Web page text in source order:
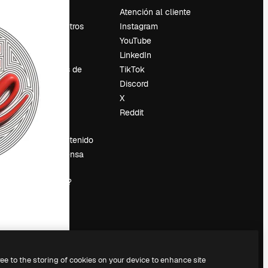
Sobre nosotros
Empleo
Tendencias de
búsqueda
Blog
Eventos
Slidesgo
Vender contenido
Sala de prensa
magnific.ai?
Atención al cliente
Instagram
YouTube
LinkedIn
TikTok
Discord
X
Reddit
to the storing of cookies on your device to enhance site